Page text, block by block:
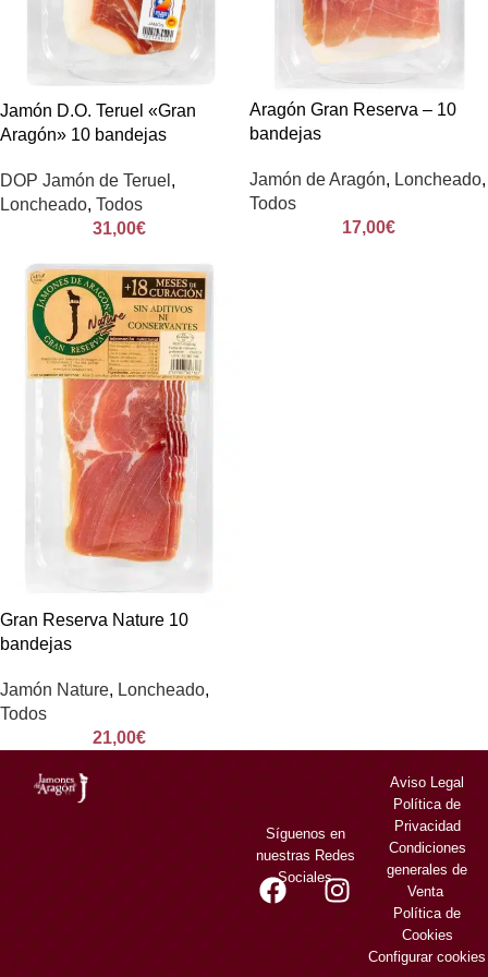
Jamón D.O. Teruel «Gran
Aragón» 10 bandejas
DOP Jamón de Teruel ,
Loncheado, Todos
31,00€
Aragón Gran Reserva – 10
bandejas
Jamón de Aragón, Loncheado,
Todos
17,00€
Gran Reserva Nature 10
bandejas
Jamón Nature, Loncheado,
Todos
21,00€
Síguenos en
nuestras Redes
Sociales
Aviso Legal
Política de
Privacidad
Condiciones
generales de
Venta
Política de
Cookies
Configurar cookies